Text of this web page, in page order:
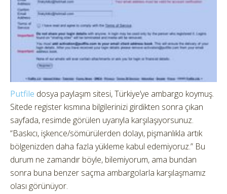
Putfile dosya paylaşım sitesi, Türkiye’ye ambargo koymuş.
Sitede register kısmına bilgilerinizi girdikten sonra çıkan
sayfada, resimde görülen uyarıyla karşılaşıyorsunuz.
“Baskıcı, işkence/sömürülerden dolayı, pişmanlıkla artık
bölgenizden daha fazla yükleme kabul edemiyoruz.” Bu
durum ne zamandır böyle, bilemiyorum, ama bundan
sonra buna benzer saçma ambargolarla karşılaşmamız
olası görünüyor.